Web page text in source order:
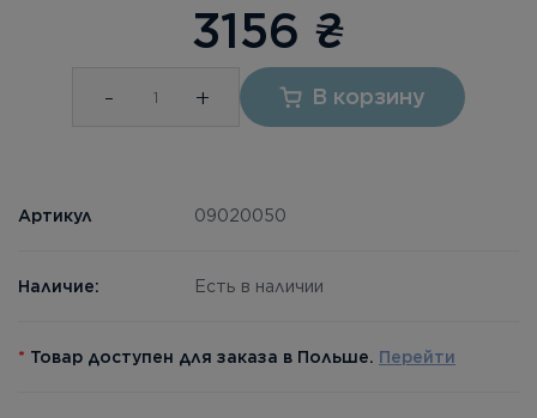
3156 ₴
- + В корзину
Артикул 09020050
Наличие: Есть в наличии
* Товар доступен для заказа в Польше. Перейти